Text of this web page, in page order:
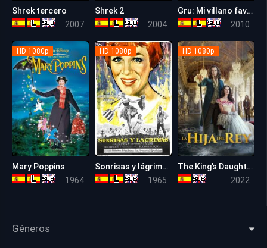
Shrek tercero
2007
Shrek 2
2004
Gru: Mi villano favorito
2010
HD 1080p
Mary Poppins
1964
HD 1080p
Sonrisas y lágrimas – La novicia rebelde
1965
HD 1080p
The King’s Daughter
2022
Géneros